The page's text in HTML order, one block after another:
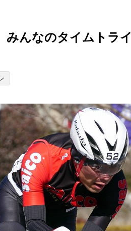
んなのタイムトラ